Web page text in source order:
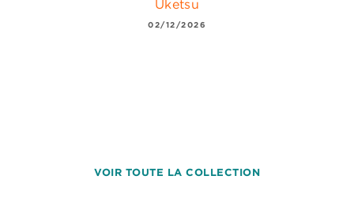
Uketsu
02/12/2026
VOIR TOUTE LA COLLECTION